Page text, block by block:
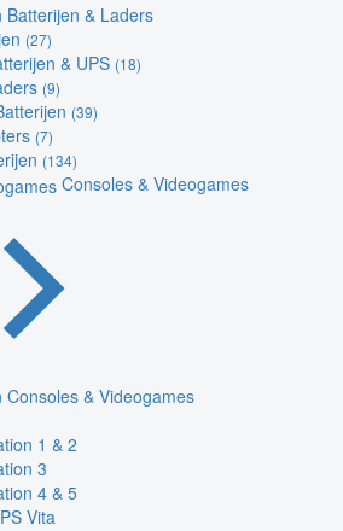
Batterijen & Laders
(27)
& UPS (18)
(9)
(39)
(7)
(134)
Consoles & Videogames
Consoles & Videogames
1 & 2
3
4 & 5
Vita